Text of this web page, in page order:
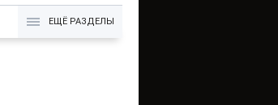
ЕЩЁ РАЗДЕЛЫ